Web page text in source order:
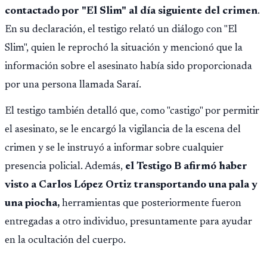
contactado por "El Slim" al día siguiente del crimen.
En su declaración, el testigo relató un diálogo con "El
Slim", quien le reprochó la situación y mencionó que la
información sobre el asesinato había sido proporcionada
por una persona llamada Saraí.
El testigo también detalló que, como "castigo" por permitir
el asesinato, se le encargó la vigilancia de la escena del
crimen y se le instruyó a informar sobre cualquier
presencia policial. Además, el Testigo B afirmó haber
visto a Carlos López Ortiz transportando una pala y
una piocha, herramientas que posteriormente fueron
entregadas a otro individuo, presuntamente para ayudar
en la ocultación del cuerpo.